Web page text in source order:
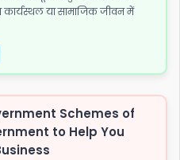
कार्यस्थल या सामाजिक जीवन में
Schemes of
to Help You